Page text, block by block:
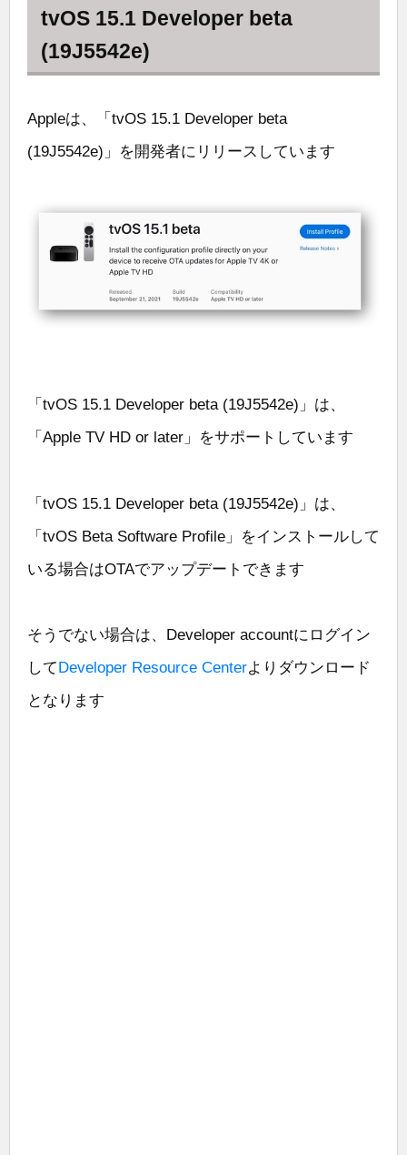
tvOS 15.1 Developer beta
(19J5542e)
Appleは、「tvOS 15.1 Developer beta
(19J5542e)」を開発者にリリースしています
「tvOS 15.1 Developer beta (19J5542e)」は、
「Apple TV HD or later」をサポートしています
「tvOS 15.1 Developer beta (19J5542e)」は、
「tvOS Beta Software Profile」をインストールして
いる場合はOTAでアップデートできます
そうでない場合は、Developer accountにログイン
してDeveloper Resource Centerよりダウンロード
となります